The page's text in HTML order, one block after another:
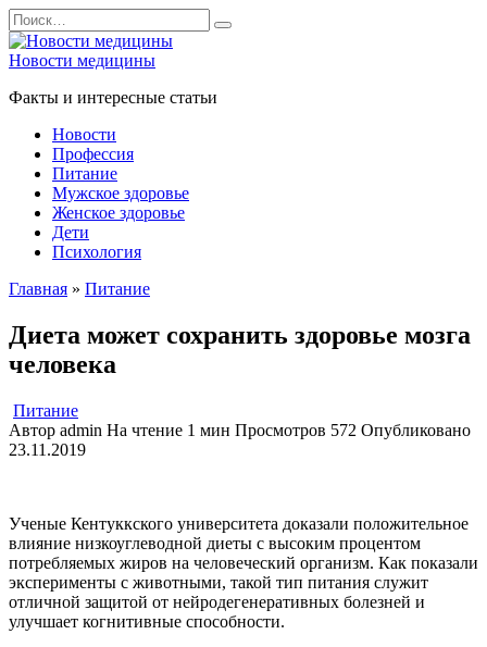
Перейти
к
содержанию
Search
for:
Новости медицины
Факты и интересные статьи
Новости
Профессия
Питание
Мужское здоровье
Женское здоровье
Дети
Психология
Главная » Питание
Диета может сохранить здоровье мозга
человека
Питание
Автор admin На чтение 1 мин Просмотров 572 Опубликовано
23.11.2019
Ученые Кентуккского университета доказали положительное
влияние низкоуглеводной диеты с высоким процентом
потребляемых жиров на человеческий организм. Как показали
эксперименты с животными, такой тип питания служит
отличной защитой от нейродегенеративных болезней и
улучшает когнитивные способности.